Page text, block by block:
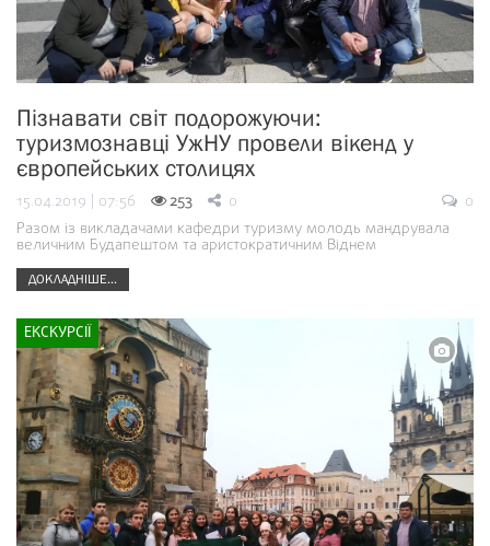
Пізнавати світ подорожуючи:
туризмознавці УжНУ провели вікенд у
європейських столицях
15.04.2019 | 07:56 253 0
0
Разом із викладачами кафедри туризму молодь мандрувала
величним Будапештом та аристократичним Віднем
ДОКЛАДНІШЕ...
ЕКСКУРСІЇ